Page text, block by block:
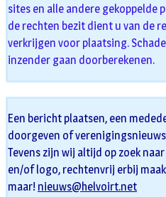
sites en alle andere gekoppelde
de rechten bezit dient u van de
verkrijgen voor plaatsing.
inzender gaan doorberekenen.
Een bericht plaatsen, een
doorgeven of
Tevens zijn wij altijd op zoek
en/of logo, rechtenvrij erbij
maar! nieuws@helvoirt.net